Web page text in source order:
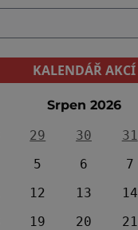
KALENDÁŘ AKCÍ
Srpen 2026
29 30 31
5 6 7
12 13 14
19 20 21